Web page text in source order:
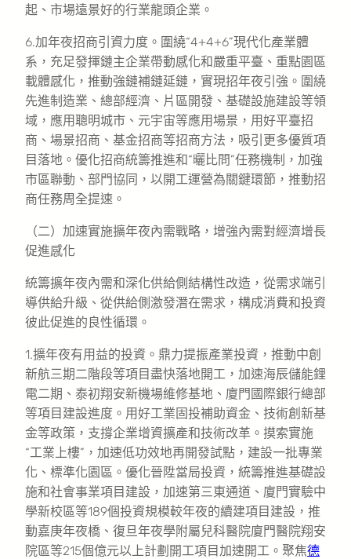
起、市場遠景好的行業龍頭企業。
6.加年夜招商引資力度。圍繞“4+4+6”現代化產業體
系，充足發揮鏈主企業帶動感化和嚴重平臺、重點園區
載體感化，推動強鏈補鏈延鏈，實現招年夜引強。圍繞
先進制造業、總部經濟、片區開發、基礎設施建設等領
域，應用聰明城市、元宇宙等應用場景，用好平臺招
商、場景招商、基金招商等招商方法，吸引更多優質項
目落地。優化招商統籌推進和“曬比問”任務機制，加強
市區聯動、部門協同，以開工運營為關鍵環節，推動招
商任務周全提速。
（二）加速實施擴年夜內需戰略，增強內需對經濟增長
促進感化
統籌擴年夜內需和深化供給側結構性改造，從需求端引
導供給升級、從供給側激發潛在需求，構成消費和投資
彼此促進的良性循環。
1.擴年夜有用益的投資。鼎力提振產業投資，推動中創
新航三期二階段等項目盡快落地開工，加速海辰儲能鋰
電二期、泰初翔安新機場維修基地、廈門國際銀行總部
等項目建設進度。用好工業固投補助資金、技術創新基
金等政策，支撐企業增資擴產和技術改革。摸索實施
“工業上樓”，加速低功效地再開發試點，建設一批專業
化、標準化園區。優化晉陞當局投資，統籌推進基礎設
施和社會事業項目建設，加速第三東通道、廈門實驗中
學新校區等189個投資規模較年夜的續建項目建設，推
動嘉庚年夜橋、復旦年夜學附屬兒科醫院廈門醫院翔安
院區等215個億元以上計劃開工項目加速開工。聚焦德